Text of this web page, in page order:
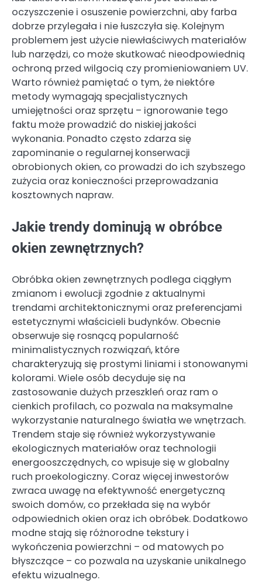
oczyszczenie i osuszenie powierzchni, aby farba
dobrze przylegała i nie łuszczyła się. Kolejnym
problemem jest użycie niewłaściwych materiałów
lub narzędzi, co może skutkować nieodpowiednią
ochroną przed wilgocią czy promieniowaniem UV.
Warto również pamiętać o tym, że niektóre
metody wymagają specjalistycznych
umiejętności oraz sprzętu – ignorowanie tego
faktu może prowadzić do niskiej jakości
wykonania. Ponadto często zdarza się
zapominanie o regularnej konserwacji
obrobionych okien, co prowadzi do ich szybszego
zużycia oraz konieczności przeprowadzania
kosztownych napraw.
Jakie trendy dominują w obróbce
okien zewnętrznych?
Obróbka okien zewnętrznych podlega ciągłym
zmianom i ewolucji zgodnie z aktualnymi
trendami architektonicznymi oraz preferencjami
estetycznymi właścicieli budynków. Obecnie
obserwuje się rosnącą popularność
minimalistycznych rozwiązań, które
charakteryzują się prostymi liniami i stonowanymi
kolorami. Wiele osób decyduje się na
zastosowanie dużych przeszkleń oraz ram o
cienkich profilach, co pozwala na maksymalne
wykorzystanie naturalnego światła we wnętrzach.
Trendem staje się również wykorzystywanie
ekologicznych materiałów oraz technologii
energooszczędnych, co wpisuje się w globalny
ruch proekologiczny. Coraz więcej inwestorów
zwraca uwagę na efektywność energetyczną
swoich domów, co przekłada się na wybór
odpowiednich okien oraz ich obróbek. Dodatkowo
modne stają się różnorodne tekstury i
wykończenia powierzchni – od matowych po
błyszczące – co pozwala na uzyskanie unikalnego
efektu wizualnego.